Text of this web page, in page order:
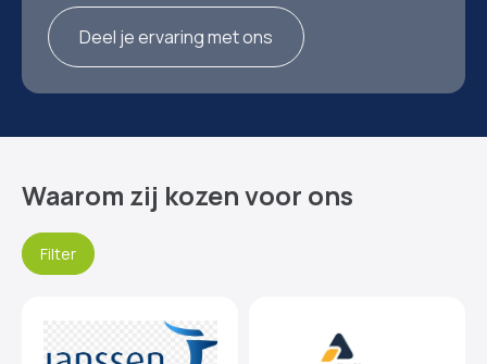
Deel je ervaring met ons
Waarom zij kozen voor ons
Filter